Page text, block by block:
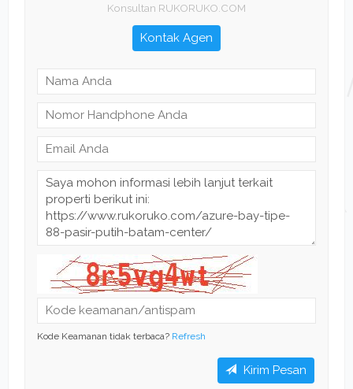
Konsultan RUKORUKO.COM
Kontak Agen
Kode Keamanan tidak terbaca? Refresh
Kirim Pesan